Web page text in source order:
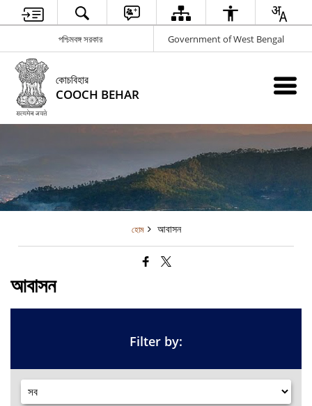
পশ্চিমবঙ্গ সরকার Government of West Bengal
কোচবিহার
COOCH BEHAR
হোম আবাসন
আবাসন
Filter by: